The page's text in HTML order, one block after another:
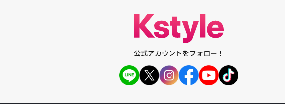
躍ぶりを見ながら兄弟は悩み、結局所属事務所から出て練習生生活を止めることにした。「練習生時
代の同期たちが成功して気分が悪くなったわけではなく、なかなか機会が訪れない僕の立場をじれっ
たく思いました。今考えてみると、僕たちは準備ができていなかったし、それで他の人に機会が与え
られたわけだったが、余計に焦っていました」(テリョン)「でも、本当に大変でした。練習生生活が
たとき、片方の人が止めたり、またその人が諦めようと思ったときは、もう片方が「今はその時期で
はない」とお互いに手を掴んであげたことです。そのおかげで今歌手の夢を叶えることになったわけ
公式アカウントをフォロー！